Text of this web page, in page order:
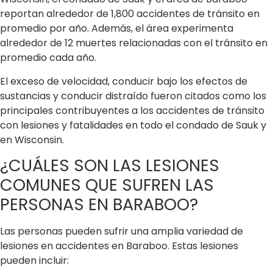
reportan alrededor de 1,800 accidentes de tránsito en
promedio por año. Además, el área experimenta
alrededor de 12 muertes relacionadas con el tránsito en
promedio cada año.
El exceso de velocidad, conducir bajo los efectos de
sustancias y conducir distraído fueron citados como los
principales contribuyentes a los accidentes de tránsito
con lesiones y fatalidades en todo el condado de Sauk y
en Wisconsin.
¿CUÁLES SON LAS LESIONES
COMUNES QUE SUFREN LAS
PERSONAS EN BARABOO?
Las personas pueden sufrir una amplia variedad de
lesiones en accidentes en Baraboo. Estas lesiones
pueden incluir: